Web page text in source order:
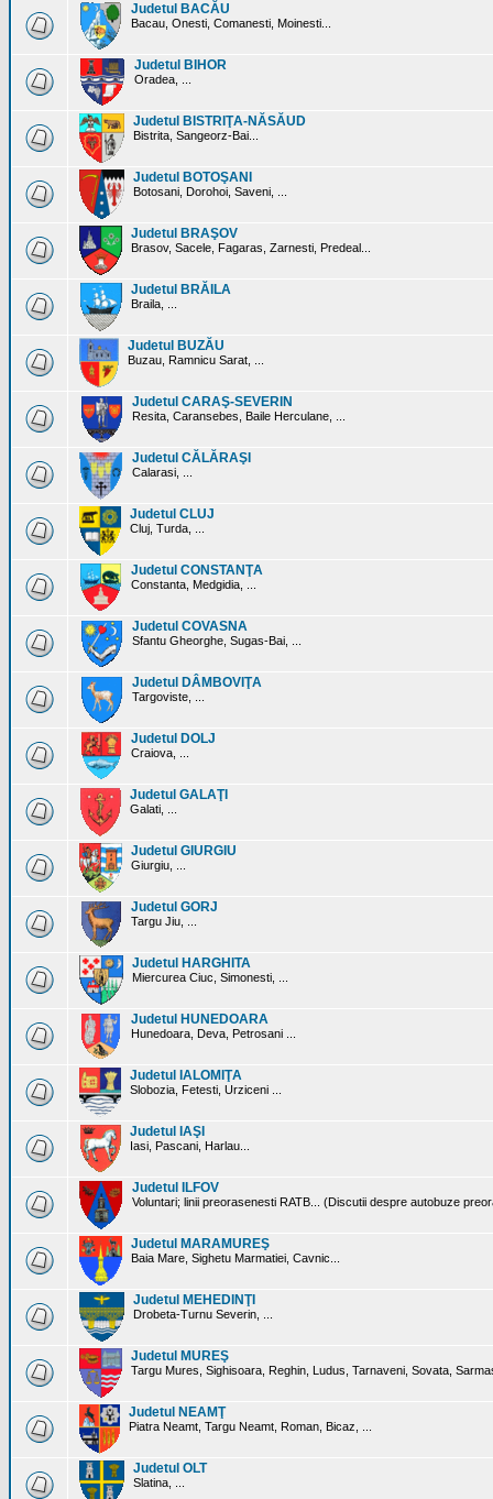
Judetul BACĂU
Bacau, Onesti, Comanesti, Moinesti...
Judetul BIHOR
Oradea, ...
Judetul BISTRIŢA-NĂSĂUD
Bistrita, Sangeorz-Bai...
Judetul BOTOŞANI
Botosani, Dorohoi, Saveni, ...
Judetul BRAŞOV
Brasov, Sacele, Fagaras, Zarnesti, Predeal...
Judetul BRĂILA
Braila, ...
Judetul BUZĂU
Buzau, Ramnicu Sarat, ...
Judetul CARAŞ-SEVERIN
Resita, Caransebes, Baile Herculane, ...
Judetul CĂLĂRAŞI
Calarasi, ...
Judetul CLUJ
Cluj, Turda, ...
Judetul CONSTANŢA
Constanta, Medgidia, ...
Judetul COVASNA
Sfantu Gheorghe, Sugas-Bai, ...
Judetul DÂMBOVIŢA
Targoviste, ...
Judetul DOLJ
Craiova, ...
Judetul GALAŢI
Galati, ...
Judetul GIURGIU
Giurgiu, ...
Judetul GORJ
Targu Jiu, ...
Judetul HARGHITA
Miercurea Ciuc, Simonesti, ...
Judetul HUNEDOARA
Hunedoara, Deva, Petrosani ...
Judetul IALOMIŢA
Slobozia, Fetesti, Urziceni ...
Judetul IAŞI
Iasi, Pascani, Harlau...
Judetul ILFOV
Voluntari; linii preorasenesti RATB... (Discutii despre autobuze
Judetul MARAMUREŞ
Baia Mare, Sighetu Marmatiei, Cavnic...
Judetul MEHEDINŢI
Drobeta-Turnu Severin, ...
Judetul MUREŞ
Targu Mures, Sighisoara, Reghin, Ludus, Tarnaveni, Sovata,
Judetul NEAMŢ
Piatra Neamt, Targu Neamt, Roman, Bicaz, ...
Judetul OLT
Slatina, ...